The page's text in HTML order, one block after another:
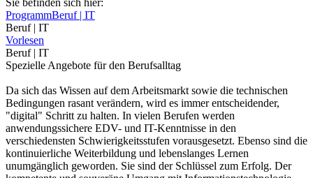
Sie befinden sich hier:
ProgrammBeruf | IT
Beruf | IT
Vorlesen
Beruf | IT
Spezielle Angebote für den Berufsalltag
Da sich das Wissen auf dem Arbeitsmarkt sowie die technischen
Bedingungen rasant verändern, wird es immer entscheidender,
"digital" Schritt zu halten. In vielen Berufen werden
anwendungssichere EDV- und IT-Kenntnisse in den
verschiedensten Schwierigkeitsstufen vorausgesetzt. Ebenso sind die
kontinuierliche Weiterbildung und lebenslanges Lernen
unumgänglich geworden. Sie sind der Schlüssel zum Erfolg. Der